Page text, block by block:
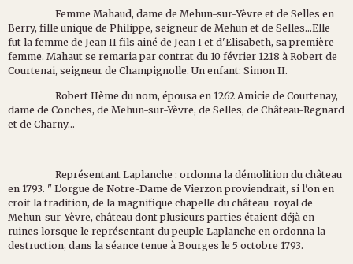
Femme Mahaud, dame de Mehun-sur-Yèvre et de Selles en
Berry, fille unique de Philippe, seigneur de Mehun et de Selles...Elle
fut la femme de Jean II fils ainé de Jean I et d'Elisabeth, sa première
femme. Mahaut se remaria par contrat du 10 février 1218 à Robert de
Courtenai, seigneur de Champignolle. Un enfant: Simon II.
Robert IIème du nom, épousa en 1262 Amicie de Courtenay,
dame de Conches, de Mehun-sur-Yèvre, de Selles, de Château-Regnard
et de Charny...
Représentant Laplanche : ordonna la démolition du château
en 1793. " L'orgue de Notre-Dame de Vierzon proviendrait, si l'on en
croit la tradition, de la magnifique chapelle du château royal de
Mehun-sur-Yèvre, château dont plusieurs parties étaient déjà en
ruines lorsque le représentant du peuple Laplanche en ordonna la
destruction, dans la séance tenue à Bourges le 5 octobre 1793.